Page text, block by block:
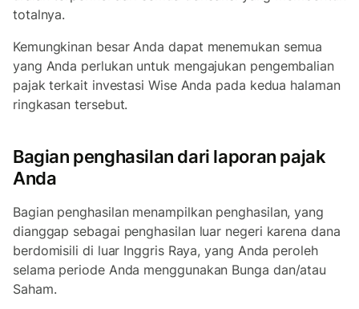
totalnya.
Kemungkinan besar Anda dapat menemukan semua
yang Anda perlukan untuk mengajukan pengembalian
pajak terkait investasi Wise Anda pada kedua halaman
ringkasan tersebut.
Bagian penghasilan dari laporan pajak
Anda
Bagian penghasilan menampilkan penghasilan, yang
dianggap sebagai penghasilan luar negeri karena dana
berdomisili di luar Inggris Raya, yang Anda peroleh
selama periode Anda menggunakan Bunga dan/atau
Saham.